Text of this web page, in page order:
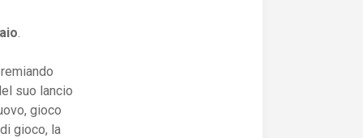
suo lancio
gioco
gioco, la